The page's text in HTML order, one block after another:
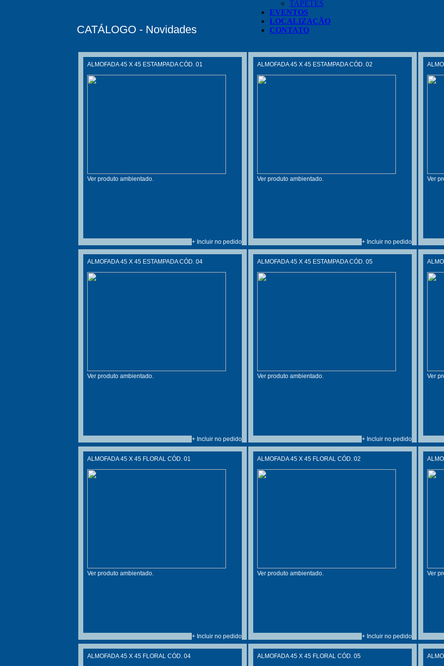
TAPETES
EVENTOS
LOCALIZAÇÃO
CONTATO
CATÁLOGO - Novidades
ALMOFADA 45 X 45 ESTAMPADA CÓD. 01
Ver produto ambientado.
+ Incluir no pedido
ALMOFADA 45 X 45 ESTAMPADA CÓD. 02
Ver produto ambientado.
+ Incluir no pedido
Ver
ALMOFADA 45 X 45 ESTAMPADA CÓD. 04
Ver produto ambientado.
+ Incluir no pedido
ALMOFADA 45 X 45 ESTAMPADA CÓD. 05
Ver produto ambientado.
+ Incluir no pedido
Ver
ALMOFADA 45 X 45 FLORAL CÓD. 01
Ver produto ambientado.
+ Incluir no pedido
ALMOFADA 45 X 45 FLORAL CÓD. 02
Ver produto ambientado.
+ Incluir no pedido
Ver
ALMOFADA 45 X 45 FLORAL CÓD. 04 ALMOFADA 45 X 45 FLORAL CÓD. 05